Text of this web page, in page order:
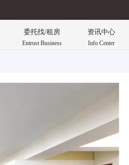
委托找/租房
Entrust Business
资讯中心
Info Center